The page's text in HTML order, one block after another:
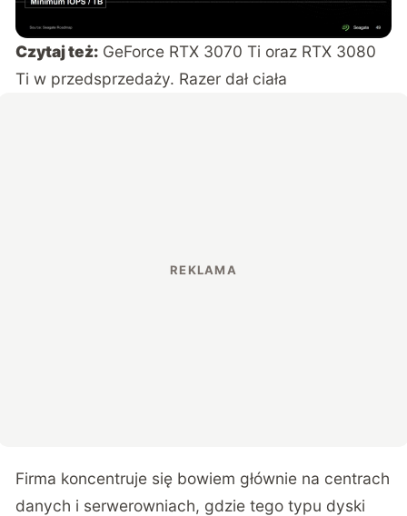
Czytaj też: GeForce RTX 3070 Ti oraz RTX 3080
Ti w przedsprzedaży. Razer dał ciała
Firma koncentruje się bowiem głównie na centrach
danych i serwerowniach, gdzie tego typu dyski